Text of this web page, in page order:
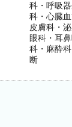
科・呼吸
科・心臓
皮膚科・
眼科・耳
科・麻酔
断